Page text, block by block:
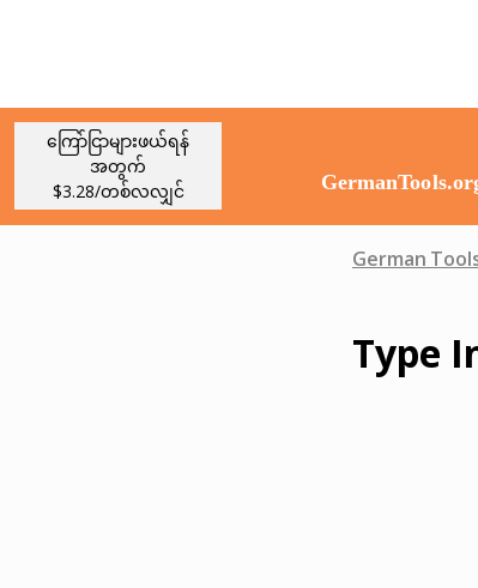
ကြော်ငြာများဖယ်ရန်
အတွက်
$3.28/တစ်လလျှင်
German
Type